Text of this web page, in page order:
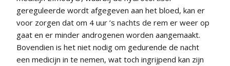
gereguleerde wordt afgegeven aan het bloed, kan er
voor zorgen dat om 4 uur ’s nachts de rem er weer op
gaat en er minder androgenen worden aangemaakt.
Bovendien is het niet nodig om gedurende de nacht
een medicijn in te nemen, wat toch ingrijpend kan zijn